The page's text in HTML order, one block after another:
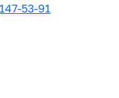
53-91